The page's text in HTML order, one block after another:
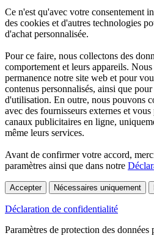
Ce n'est qu'avec votre consentement
des cookies et d'autres technologies
d'achat personnalisée.
Pour ce faire, nous collectons des
comportement et leurs appareils.
permanence notre site web et pour
contenus personnalisés, ainsi que
d'utilisation. En outre, nous pouvons
avec des fournisseurs externes et
canaux publicitaires en ligne,
même leurs services.
Avant de confirmer votre accord,
paramètres ainsi que dans notre
Accepter Nécessaires uniquement
Déclaration de confidentialité
Paramètres de protection des données